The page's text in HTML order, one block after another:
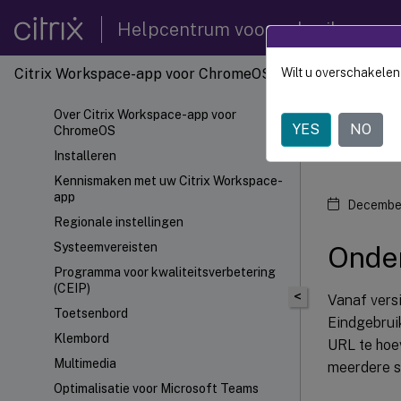
Helpcentrum voor gebruikers
Citrix Workspace-app voor ChromeOS
Over Citrix Workspace-app voor
ChromeOS
Installeren
Kennismaken met uw Citrix Workspace-
app
Regionale instellingen
Systeemvereisten
Programma voor kwaliteitsverbetering
(CEIP)
Toetsenbord
Klembord
Multimedia
Optimalisatie voor Microsoft Teams
Citrix
<
Vanaf
URL te
meerdere
Wilt u
YES NO